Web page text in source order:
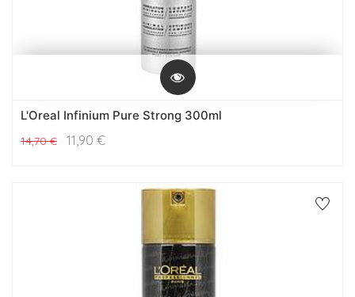
L'Oreal Infinium Pure Strong 300ml
14,70€ 11,90 €